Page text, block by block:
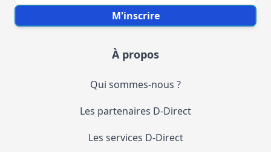
Votre e-mail M'inscrire
À propos
Qui sommes-nous ?
Les partenaires D-Direct
Les services D-Direct